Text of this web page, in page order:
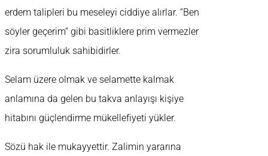
erdem talipleri bu meseleyi ciddiye alırlar. “Ben
söyler geçerim” gibi basitliklere prim vermezler
zira sorumluluk sahibidirler.
Selam üzere olmak ve selamette kalmak
anlamına da gelen bu takva anlayışı kişiye
hitabını güçlendirme mükellefiyeti yükler.
Sözü hak ile mukayyettir. Zalimin yararına